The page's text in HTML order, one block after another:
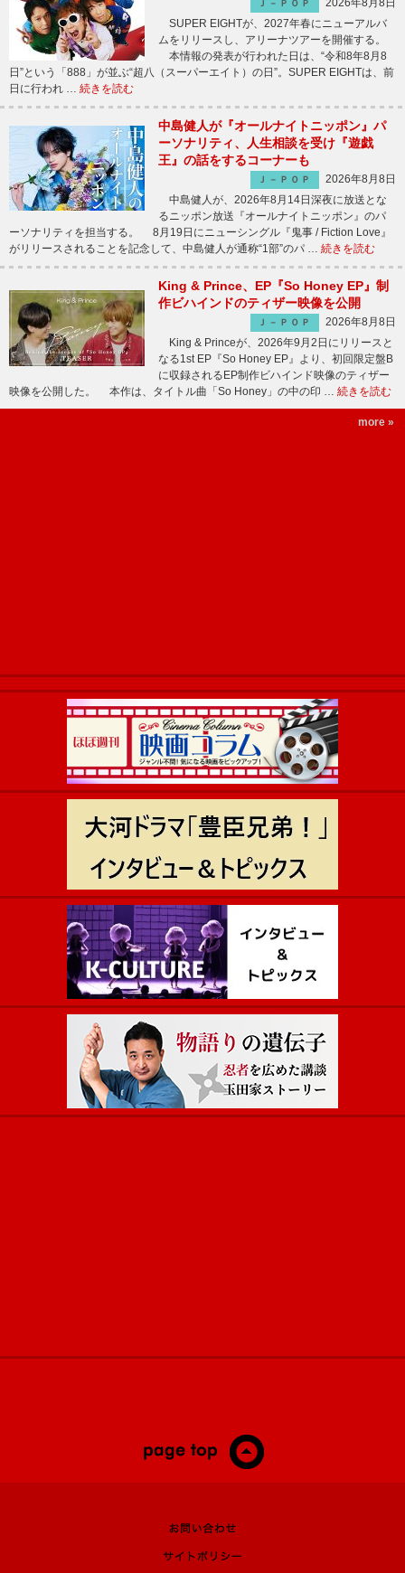
Ｊ－ＰＯＰ
2026年8月8日
SUPER EIGHTが、2027年春にニューアルバ
ムをリリースし、アリーナツアーを開催する。
本情報の発表が行われた日は、“令和8年8月8
日”という「888」が並ぶ“超八（スーパーエイト）の日”。SUPER EIGHTは、前
日に行われ … 続きを読む
中島健人が『オールナイトニッポン』パ
ーソナリティ、人生相談を受け『遊戯
王』の話をするコーナーも
Ｊ－ＰＯＰ
2026年8月8日
中島健人が、2026年8月14日深夜に放送とな
るニッポン放送『オールナイトニッポン』のパ
ーソナリティを担当する。 8月19日にニューシングル『鬼事 / Fiction Love』
がリリースされることを記念して、中島健人が通称“1部”のパ … 続きを読む
King & Prince、EP『So Honey EP』制
作ビハインドのティザー映像を公開
Ｊ－ＰＯＰ
2026年8月8日
King & Princeが、2026年9月2日にリリースと
なる1st EP『So Honey EP』より、初回限定盤B
に収録されるEP制作ビハインド映像のティザー
映像を公開した。 本作は、タイトル曲「So Honey」の中の印 … 続きを読む
more »